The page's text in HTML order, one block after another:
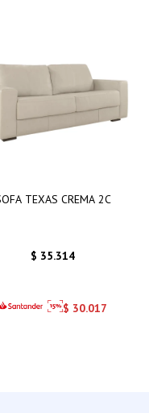
TEXAS CREMA 2C
$ 35.314
$ 30.017